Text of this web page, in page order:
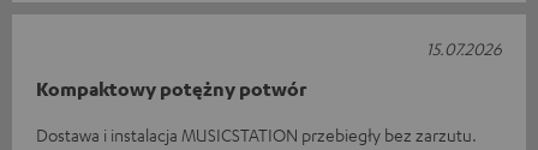
Kompaktowy potężny potwór
Dostawa i instalacja MUSICSTATION przebiegły bez zarzutu.
15.07.2026